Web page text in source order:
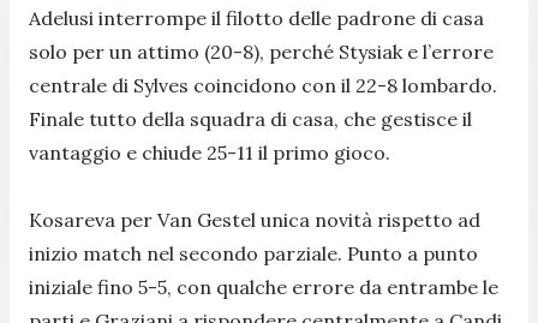
Adelusi interrompe il filotto delle padrone di casa
solo per un attimo (20-8), perché Stysiak e l’errore
centrale di Sylves coincidono con il 22-8 lombardo.
Finale tutto della squadra di casa, che gestisce il
vantaggio e chiude 25-11 il primo gioco.
Kosareva per Van Gestel unica novità rispetto ad
inizio match nel secondo parziale. Punto a punto
iniziale fino 5-5, con qualche errore da entrambe le